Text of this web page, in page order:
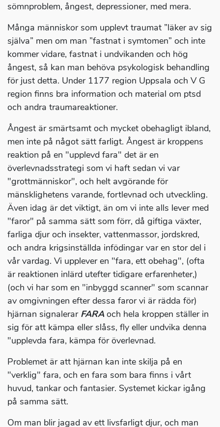
sömnproblem, ångest, depressioner, med mera.
Många människor som upplevt traumat ”läker av sig
själva” men om man ”fastnat i symtomen” och inte
kommer vidare, fastnat i undvikanden och hög
ångest, så kan man behöva psykologisk behandling
för just detta. Under 1177 region Uppsala och V G
region finns bra information och material om ptsd
och andra traumareaktioner.
Ångest är smärtsamt och mycket obehagligt ibland,
men inte på något sätt farligt. Ångest är kroppens
reaktion på en "upplevd fara" det är en
överlevnadsstrategi som vi haft sedan vi var
"grottmänniskor", och helt avgörande för
mänsklighetens varande, fortlevnad och utveckling.
Även idag är det viktigt, än om vi inte alls lever med
"faror" på samma sätt som förr, då giftiga växter,
farliga djur och insekter, vattenmassor, jordskred,
och andra krigsinställda infödingar var en stor del i
vår vardag. Vi upplever en "fara, ett obehag", (ofta
är reaktionen inlärd utefter tidigare erfarenheter,)
(och vi har som en "inbyggd scanner" som scannar
av omgivningen efter dessa faror vi är rädda för)
hjärnan signalerar FARAoch hela kroppen ställer in
sig för att kämpa eller slåss, fly eller undvika denna
"upplevda fara, kämpa för överlevnad.
Problemet är att hjärnan kan inte skilja på en
"verklig" fara, och en fara som bara finns i vårt
huvud, tankar och fantasier. Systemet kickar igång
på samma sätt.
Om man blir jagad av ett livsfarligt djur, och man